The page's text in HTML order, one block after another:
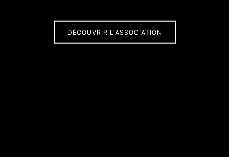
DÉCOUVRIR L'ASSOCIATION